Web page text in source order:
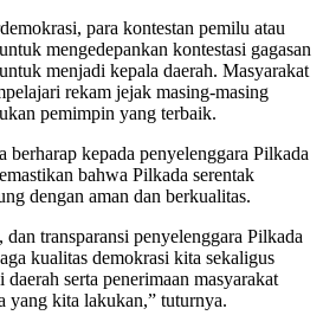
para kontestan pemilu atau
mengedepankan kontestasi gagasan
menjadi kepala daerah. Masyarakat
rekam jejak masing-masing
pemimpin yang terbaik.
berharap kepada penyelenggara Pilkada
bahwa Pilkada serentak
dengan aman dan berkualitas.
transparansi penyelenggara Pilkada
kualitas demokrasi kita sekaligus
serta penerimaan masyarakat
yang kita lakukan,” tuturnya.